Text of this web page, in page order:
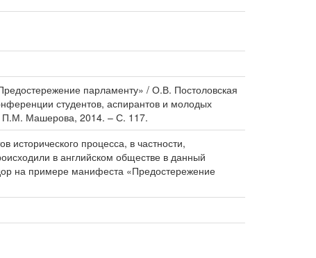
парламенту» / О.В. Постоловская
студентов, аспирантов и молодых
П.М. Машерова, 2014. – С. 117.
процесса, в частности,
в английском обществе в данный
на примере манифеста «Предостережение